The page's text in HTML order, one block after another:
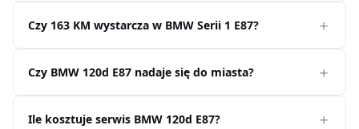
Czy 163 KM wystarcza w BMW Serii 1 E87?
Czy BMW 120d E87 nadaje się do miasta?
Ile kosztuje serwis BMW 120d E87?